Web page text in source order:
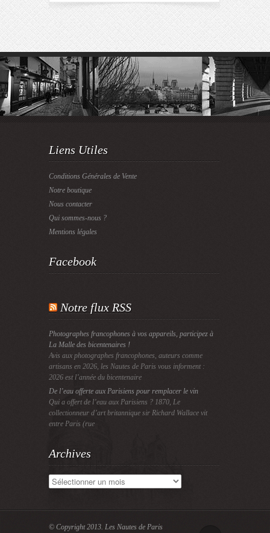
Liens Utiles
Conditions Générales de Vente
Notre boutique
Nous contacter
Qui sommes-nous ?
Mentions légales
Facebook
Notre flux RSS
Photographes francophones à vos appareils, participez à
La Malle des bicentenaires !
Avis aux photographes francophones, auteurs comme
artisans en 2026, les Nautes de Paris vous informent :
2026 est l’année du bicentenaire
De l’eau offerte aux Parisiens pour remplacer le vin
Qui a offert de l’eau aux Parisiens ? 1870, Le
collectionneur d’art britannique sir Richard Wallace vit
entre Paris (rue
Archives
Archives
© Copyright 2013. Les Nautes de Paris